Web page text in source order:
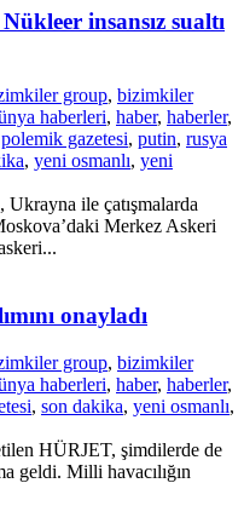
insansız sualtı
group, bizimkiler
haberleri, haber, haberler,
polemik gazetesi, putin, rusya
, yeni osmanlı, yeni
ile çatışmalarda
Merkez Askeri
onayladı
group, bizimkiler
haberleri, haber, haberler,
, son dakika, yeni osmanlı,
HÜRJET, şimdilerde de
geldi. Milli havacılığın